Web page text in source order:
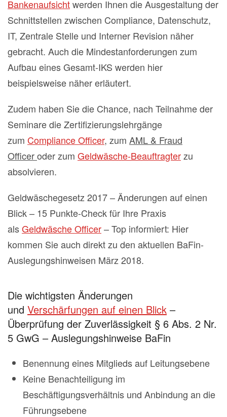
Bankenaufsichtwerden Ihnen die Ausgestaltung der
Schnittstellen zwischen Compliance, Datenschutz,
IT, Zentrale Stelle und Interner Revision näher
gebracht. Auch die Mindestanforderungen zum
Aufbau eines Gesamt-IKS werden hier
beispielsweise näher erläutert.
Zudem haben Sie die Chance, nach Teilnahme der
Seminare die Zertifizierungslehrgänge
zum Compliance Officer, zum AML & Fraud
Officeroder zum Geldwäsche-Beauftragterzu
absolvieren.
Geldwäschegesetz 2017 – Änderungen auf einen
Blick – 15 Punkte-Check für Ihre Praxis
alsGeldwäsche Officer– Top informiert: Hier
kommen Sie auch direkt zu den aktuellen BaFin-
Auslegungshinweisen März 2018.
Die wichtigsten Änderungen
und Verschärfungen auf einen Blick –
Überprüfung der Zuverlässigkeit § 6 Abs. 2 Nr.
5 GwG – Auslegungshinweise BaFin
Benennung eines Mitglieds auf Leitungsebene
Keine Benachteiligung im
Beschäftigungsverhältnis und Anbindung an die
Führungsebene